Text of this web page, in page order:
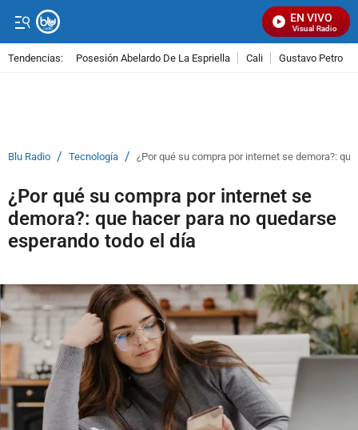
EN VIVO
Señal Visual Radio
Tendencias: Posesión Abelardo De La Espriella Cali Gustavo Petro
Blu Radio / Tecnología / ¿Por qué su compra por internet se demora?:
¿Por qué su compra por internet se
demora?: que hacer para no quedarse
esperando todo el día